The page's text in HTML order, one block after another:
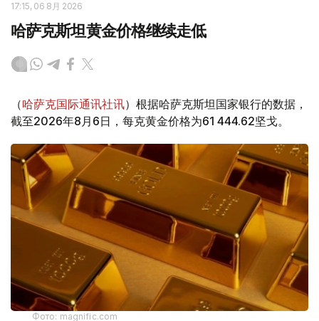
17:15, 06 8月 2026
哈萨克斯坦黄金价格继续走低
（哈萨克国际通讯社讯）根据哈萨克斯坦国家银行的数据，
截至2026年8月6日，每克黄金价格为61 444.62坚戈。
Фото: magnific.com